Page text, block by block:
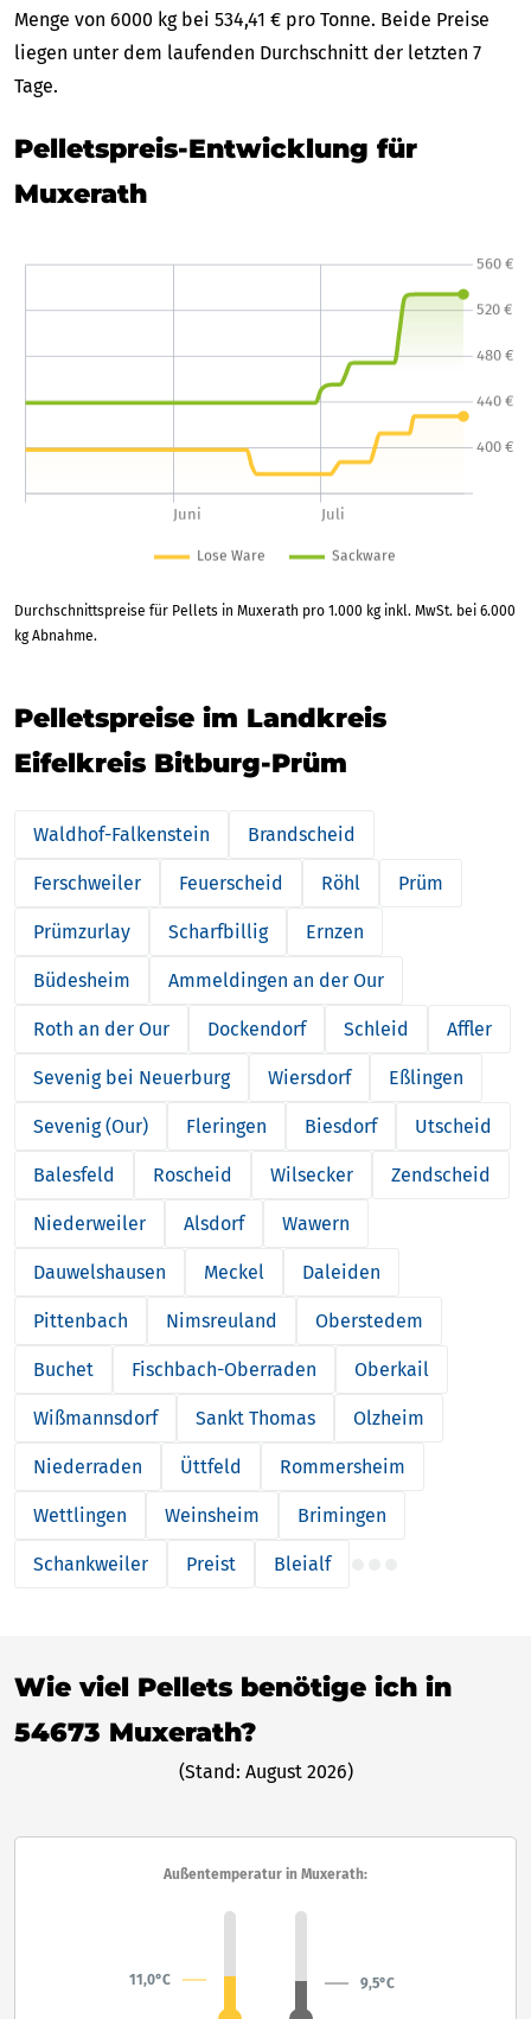
Menge von 6000 kg bei 534,41 € pro Tonne. Beide Preise
liegen unter dem laufenden Durchschnitt der letzten 7
Tage.
Pelletspreis-Entwicklung für
Muxerath
Durchschnittspreise für Pellets in Muxerath pro 1.000 kg inkl. MwSt. bei 6.000
kg Abnahme.
Pelletspreise im Landkreis
Eifelkreis Bitburg-Prüm
Waldhof-Falkenstein Brandscheid
Ferschweiler Feuerscheid Röhl Prüm
Prümzurlay Scharfbillig Ernzen
Büdesheim Ammeldingen an der Our
Roth an der Our Dockendorf Schleid Affler
Sevenig bei Neuerburg Wiersdorf Eßlingen
Sevenig (Our) Fleringen Biesdorf Utscheid
Balesfeld Roscheid Wilsecker Zendscheid
Niederweiler Alsdorf Wawern
Dauwelshausen Meckel Daleiden
Pittenbach Nimsreuland Oberstedem
Buchet Fischbach-Oberraden Oberkail
Wißmannsdorf Sankt Thomas Olzheim
Niederraden Üttfeld Rommersheim
Wettlingen Weinsheim Brimingen
Schankweiler Preist Bleialf
Wie viel Pellets benötige ich in
54673 Muxerath?
(Stand: August 2026)
Außentemperatur in Muxerath:
11,0°C 9,5°C